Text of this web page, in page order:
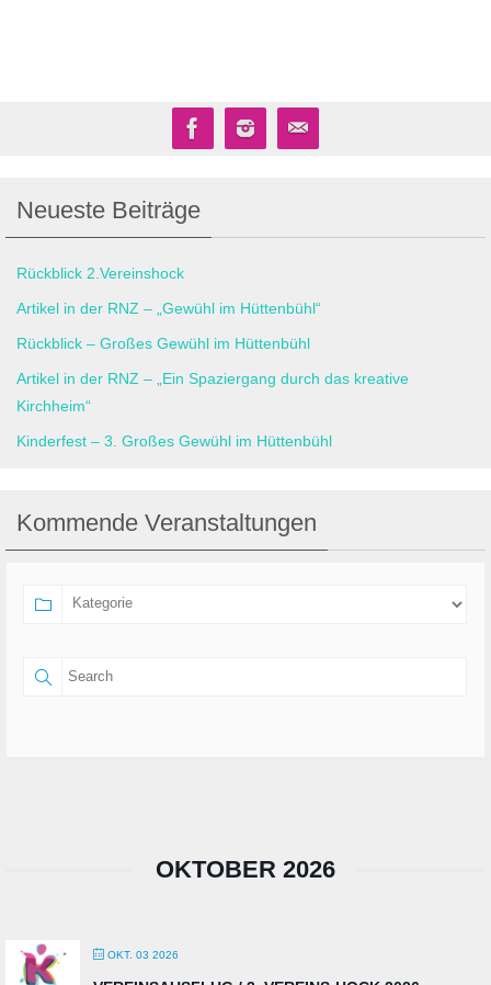
Neueste Beiträge
Rückblick 2.Vereinshock
Artikel in der RNZ – „Gewühl im Hüttenbühl“
Rückblick – Großes Gewühl im Hüttenbühl
Artikel in der RNZ – „Ein Spaziergang durch das kreative
Kirchheim“
Kinderfest – 3. Großes Gewühl im Hüttenbühl
Kommende Veranstaltungen
OKTOBER 2026
OKT. 03 2026